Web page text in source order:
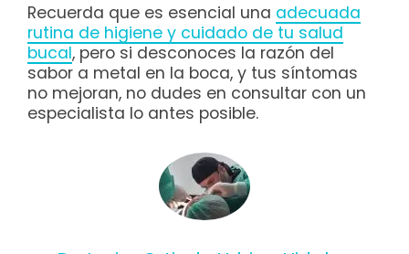
Recuerda que es esencial una adecuada
rutina de higiene y cuidado de tu salud
bucal, pero si desconoces la razón del
sabor a metal en la boca, y tus síntomas
no mejoran, no dudes en consultar con un
especialista lo antes posible.